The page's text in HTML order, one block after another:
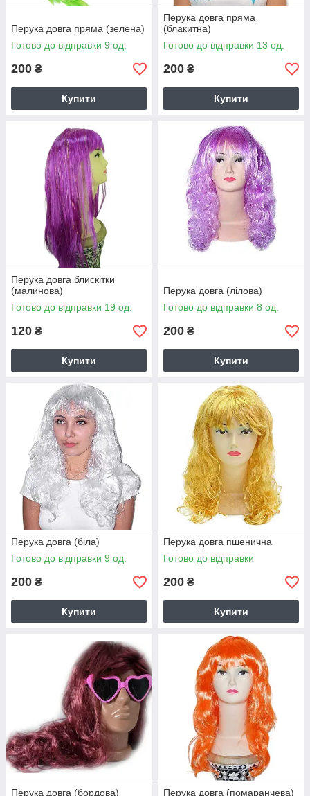
Перука довга пряма (зелена)
Готово до відправки 9 од.
200 ₴
Купити
Перука довга пряма
(блакитна)
Готово до відправки 13 од.
200 ₴
Купити
Перука довга блискітки
(малинова)
Готово до відправки 19 од.
120 ₴
Купити
Перука довга (лілова)
Готово до відправки 8 од.
200 ₴
Купити
Перука довга (біла)
Готово до відправки 9 од.
200 ₴
Купити
Перука довга пшенична
Готово до відправки
200 ₴
Купити
Перука довга (бордова) Перука довга (помаранчева)